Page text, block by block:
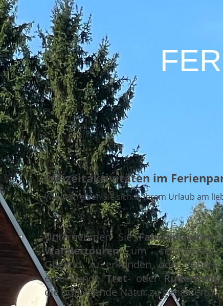
Freizeitaktivitäten im
Wie vertreiben Sie sich in Ihrem Urlaub am
Unternehmen SieFahrradtouren
Wandertourenum selbständig
Gegend zu erkunden oder fahren
eine RundeTret- oderRuderboot
die umliegende Natur zu genießen.